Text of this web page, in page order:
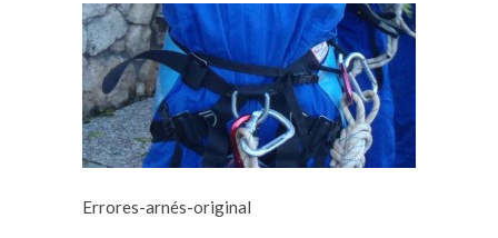
Errores-arnés-original